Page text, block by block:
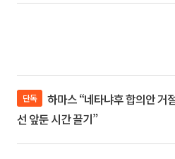
단독
선 앞둔 시간 끌기”